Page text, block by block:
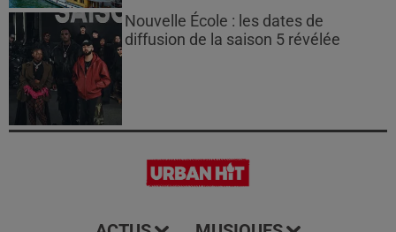
Nouvelle École : les dates de
diffusion de la saison 5 révélée